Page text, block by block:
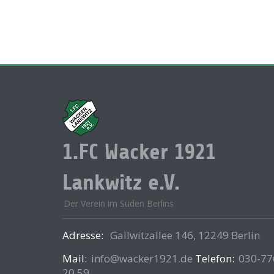
1.FC Wacker 1921
Lankwitz e.V.
Der Verein im Süden Berlins
Adresse: Gallwitzallee 146, 12249 Berlin
Mail: info@wacker1921.de Telefon: 030-